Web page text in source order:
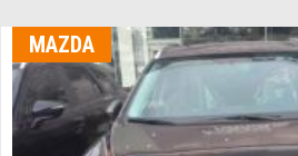
MAZDA